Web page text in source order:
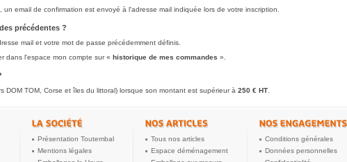
email de confirmation est envoyé à l'adresse mail indiquée lors de votre inscription.
précédentes ?
mail et votre mot de passe précédemment définis.
dans l'espace mon compte sur « historique de mes commandes ».
DOM TOM, Corse et îles du littoral) lorsque son montant est supérieur à 250 € HT.
Présentation Toutembal
Mentions légales
Tous nos articles
Espace déménagement
Conditions générales
Données personnelles